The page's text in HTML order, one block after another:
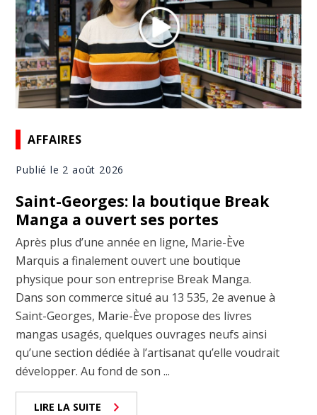
AFFAIRES
Publié le 2 août 2026
Saint-Georges: la boutique Break
Manga a ouvert ses portes
Après plus d’une année en ligne, Marie-Ève
Marquis a finalement ouvert une boutique
physique pour son entreprise Break Manga.
Dans son commerce situé au 13 535, 2e avenue à
Saint-Georges, Marie-Ève propose des livres
mangas usagés, quelques ouvrages neufs ainsi
qu’une section dédiée à l’artisanat qu’elle voudrait
développer. Au fond de son ...
LIRE LA SUITE